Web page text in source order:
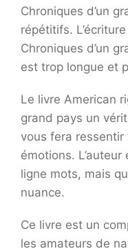
Chroniques d’un
répétitifs.
Chroniques d’un
est trop longue et
Le livre American
grand pays un
vous fera
émotions.
ligne mots, mais
nuance.
Ce livre est un
les amateurs de